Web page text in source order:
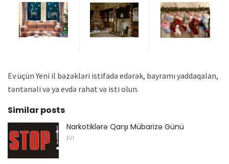
Ev üçün Yeni il bəzəkləri istifadə edərək, bayramı yaddaqalan,
təntənəli və ya evdə rahat və isti olun.
Similar posts
Narkotiklərə Qarşı Mübarizə Günü
EVI